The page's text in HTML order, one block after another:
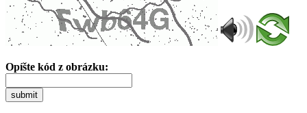
Opíšte kód z obrázku:
submit